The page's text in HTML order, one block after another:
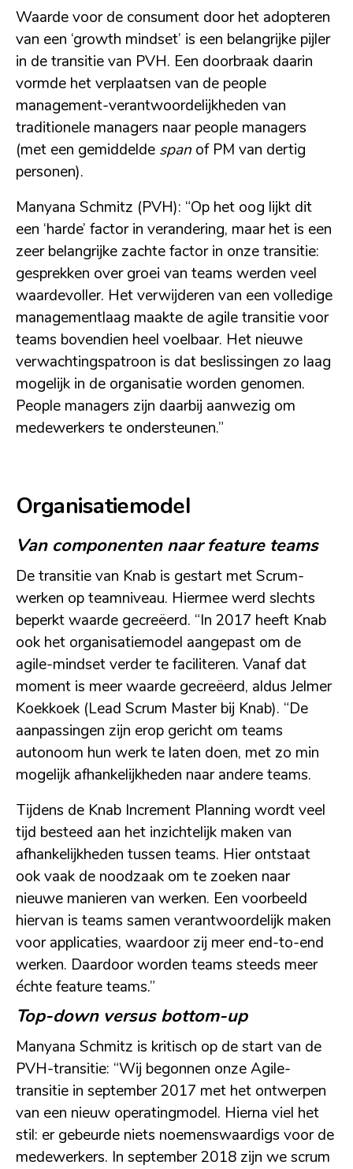
Waarde voor de consument door het adopteren
van een ‘growth mindset’ is een belangrijke pijler
in de transitie van PVH. Een doorbraak daarin
vormde het verplaatsen van de people
management-verantwoordelijkheden van
traditionele managers naar people managers
(met een gemiddelde span of PM van dertig
personen).
Manyana Schmitz (PVH): “Op het oog lijkt dit
een ‘harde’ factor in verandering, maar het is een
zeer belangrijke zachte factor in onze transitie:
gesprekken over groei van teams werden veel
waardevoller. Het verwijderen van een volledige
managementlaag maakte de agile transitie voor
teams bovendien heel voelbaar. Het nieuwe
verwachtingspatroon is dat beslissingen zo laag
mogelijk in de organisatie worden genomen.
People managers zijn daarbij aanwezig om
medewerkers te ondersteunen.”
Organisatiemodel
Van componenten naar feature teams
De transitie van Knab is gestart met Scrum-
werken op teamniveau. Hiermee werd slechts
beperkt waarde gecreëerd. “In 2017 heeft Knab
ook het organisatiemodel aangepast om de
agile-mindset verder te faciliteren. Vanaf dat
moment is meer waarde gecreëerd, aldus Jelmer
Koekkoek (Lead Scrum Master bij Knab). “De
aanpassingen zijn erop gericht om teams
autonoom hun werk te laten doen, met zo min
mogelijk afhankelijkheden naar andere teams.
Tijdens de Knab Increment Planning wordt veel
tijd besteed aan het inzichtelijk maken van
afhankelijkheden tussen teams. Hier ontstaat
ook vaak de noodzaak om te zoeken naar
nieuwe manieren van werken. Een voorbeeld
hiervan is teams samen verantwoordelijk maken
voor applicaties, waardoor zij meer end-to-end
werken. Daardoor worden teams steeds meer
échte feature teams.”
Top-down versus bottom-up
Manyana Schmitz is kritisch op de start van de
PVH-transitie: “Wij begonnen onze Agile-
transitie in september 2017 met het ontwerpen
van een nieuw operatingmodel. Hierna viel het
stil: er gebeurde niets noemenswaardigs voor de
medewerkers. In september 2018 zijn we scrum